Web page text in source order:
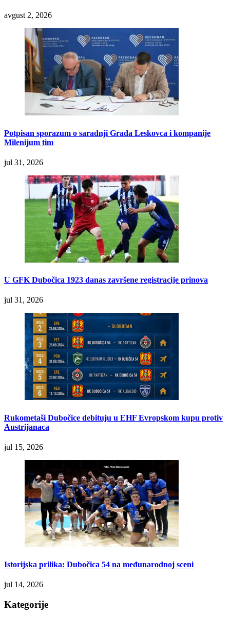
avgust 2, 2026
Potpisan sporazum o saradnji Grada Leskovca i kompanije
Milenijum tim
jul 31, 2026
U GFK Dubočica 1923 danas završene registracije prinova
jul 31, 2026
Rukometaši Dubočice debituju u EHF Evropskom kupu protiv
Austrijanaca
jul 15, 2026
Istorijska prilika: Dubočica 54 na međunarodnoj sceni
jul 14, 2026
Kategorije